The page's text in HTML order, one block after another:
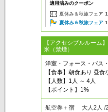
適用済みのクーポン
夏休み＆秋旅フェア
夏休み＆秋旅フェア
【アクセシブルルーム
米（禁煙）
洋室・フォース・バス
【食事】朝食あり 昼食
【人数】1人 ～ 4人
【ポイント】1%
航空券＋宿 大人2人 /